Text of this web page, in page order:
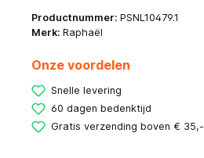
Productnummer: PSNL10479.1
Merk: Raphaël
Onze voordelen
Snelle levering
60 dagen bedenktijd
Gratis verzending boven € 35,-